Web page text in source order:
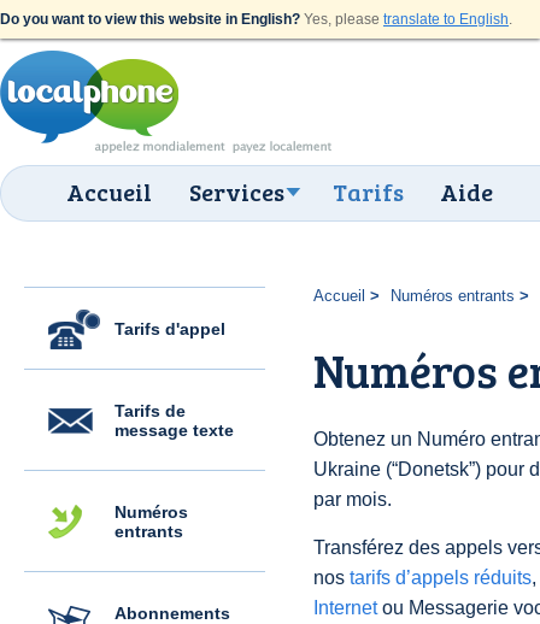
Do you want to view this website in English? Yes, please translate to English.
Accueil Services Tarifs Aide
Tarifs d'appel
Tarifs de
message texte
Numéros
entrants
Abonnements
Accueil Numéros entrants
Numéros
Obtenez un Numéro
Ukraine (“Donetsk”) pour
par mois.
Transférez des appels
nos tarifs d’appels réduits
Internetou Messagerie